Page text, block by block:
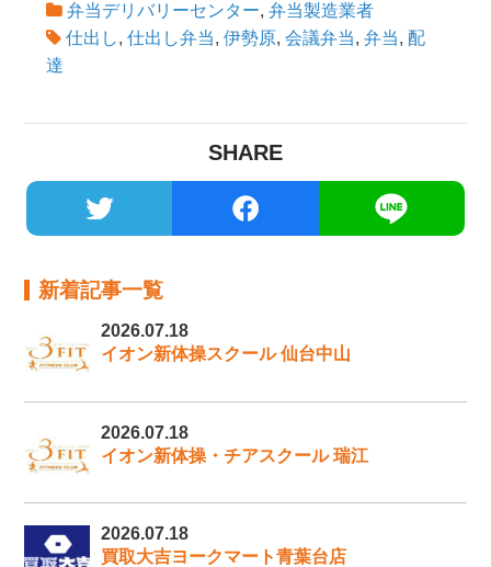
弁当デリバリーセンター,弁当製造業者
仕出し,仕出し弁当,伊勢原,会議弁当,弁当,配
達
SHARE
新着記事一覧
2026.07.18
イオン新体操スクール 仙台中山
2026.07.18
イオン新体操・チアスクール 瑞江
2026.07.18
買取大吉ヨークマート青葉台店